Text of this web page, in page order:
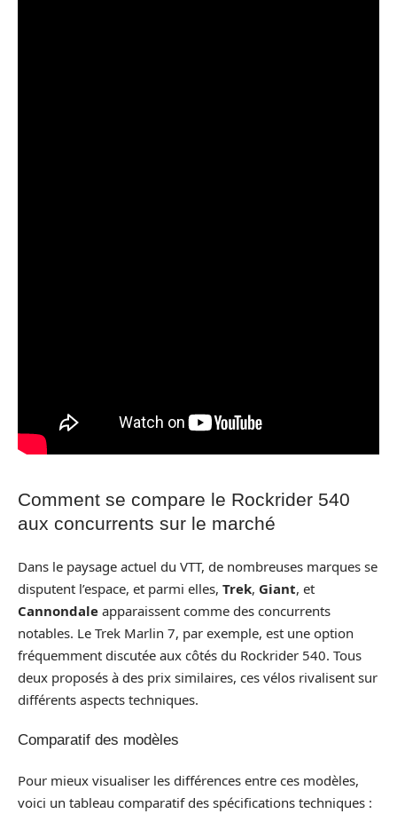
Comment se compare le Rockrider 540
aux concurrents sur le marché
Dans le paysage actuel du VTT, de nombreuses marques se
disputent l’espace, et parmi elles, Trek, Giant, et
Cannondale apparaissent comme des concurrents
notables. Le Trek Marlin 7, par exemple, est une option
fréquemment discutée aux côtés du Rockrider 540. Tous
deux proposés à des prix similaires, ces vélos rivalisent sur
différents aspects techniques.
Comparatif des modèles
Pour mieux visualiser les différences entre ces modèles,
voici un tableau comparatif des spécifications techniques :